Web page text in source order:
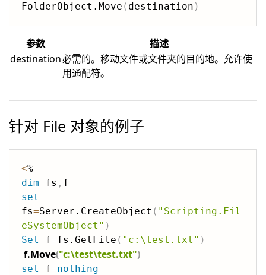
FolderObject.Move ( destination )
参数
描述
destination必需的。移动文件或文件夹的目的地。允许使
用通配符。
针对 File 对象的例子
<
dim fs ,
set
fs=Server.CreateObject ( "Scripting.Fil
eSystemObject" )
Set
f=fs.GetFile ( "c:\test.txt" )
f.Move("c:\test\test.txt")
set f=nothing